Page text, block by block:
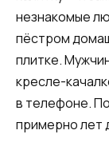
незнакомые
пёстром
плитке.
кресле-
в телефоне.
примерно лет